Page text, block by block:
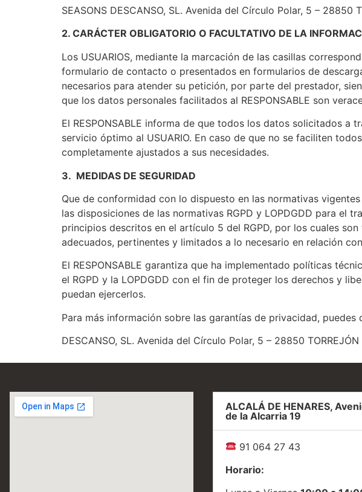
SEASONS DESCANSO, SL. Avenida del Círculo Polar, 5 – 28850
2. CARÁCTER OBLIGATORIO O FACULTATIVO DE LA
Los USUARIOS, mediante la marcación de las casillas
formulario de contacto o presentados en formularios de
necesarios para atender su petición, por parte del prestador,
que los datos personales facilitados al RESPONSABLE son
El RESPONSABLE informa de que todos los datos solicitados
servicio óptimo al USUARIO. En caso de que no se faciliten
completamente ajustados a sus necesidades.
3. MEDIDAS DE SEGURIDAD
Que de conformidad con lo dispuesto en las normativas
las disposiciones de las normativas RGPD y LOPDGDD para el
principios descritos en el artículo 5 del RGPD, por los cuales
adecuados, pertinentes y limitados a lo necesario en relación
El RESPONSABLE garantiza que ha implementado políticas
el RGPD y la LOPDGDD con el fin de proteger los derechos y
puedan ejercerlos.
Para más información sobre las garantías de privacidad, puedes
DESCANSO, SL. Avenida del Círculo Polar, 5 – 28850
ALCALÁ DE HENARES,
de la Alcarria 19
91 064 27 43
Horario: